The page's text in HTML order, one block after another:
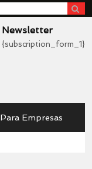
Search
Newsletter
{subscription_form_1}
Para Empresas